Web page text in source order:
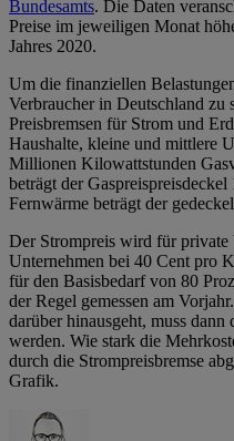
Bundesamts. Die Daten
Preise im jeweiligen Monat
Jahres 2020.
Um die finanziellen
Verbraucher in Deutschland zu
Preisbremsen für Strom und
Haushalte, kleine und mittlere
Millionen Kilowattstunden
beträgt der
Fernwärme beträgt der
Der Strompreis wird für private
Unternehmen bei 40 Cent pro
für den Basisbedarf von 80
der Regel gemessen am
darüber hinausgeht, muss
werden. Wie stark die
durch die Strompreisbremse
Grafik.